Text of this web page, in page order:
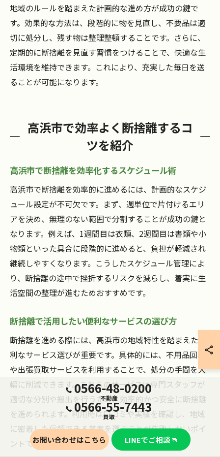
地域のルールを踏まえた計画的な進め方が成功の鍵で
す。効果的な方法は、段階的に物を見直し、不要品は適
切に処分し、残す物は整理整頓することです。さらに、
定期的に断捨離を見直す習慣をつけることで、快適な生
活環境を維持できます。これにより、充実した毎日を送
ることが可能になります。
高浜市で効率よく断捨離するコ
ツを紹介
高浜市で断捨離を効率化するスケジュール術
高浜市で断捨離を効率的に進めるには、計画的なスケジ
ュール設定が不可欠です。まず、週単位で片付けるエリ
アを決め、無理のない範囲で分割することが成功の鍵と
なります。例えば、1週間目は衣類、2週間目は書類や小
物類といった具合に段階的に進めると、負担が軽減され
継続しやすくなります。こうしたスケジュール管理によ
り、断捨離の途中で挫折するリスクを減らし、着実に生
活空間の整理が進むためおすすめです。
断捨離で活用したい便利なサービスの選び方
断捨離を進める際には、高浜市の地域特性を踏まえた便
利なサービス選びが重要です。具体的には、不用品回収
や出張買取サービスを利用することで、処分の手間を大
幅に削減できます。これらのサービスは専門スタッフが
適切な分別や搬出を行うため、効率的かつ安全に断捨離
を進められます。利用時は口コミや実績を確認し、地域
に密着した信頼できる業者を選ぶことが失敗しないポイ
ントです。
0566-48-0200
不動産
0566-55-7443
買取
お問い合わせはこちら LINEでご相談